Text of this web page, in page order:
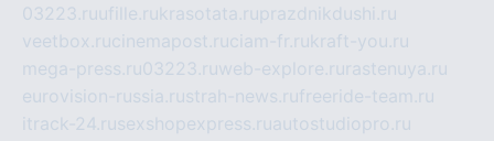
03223.ruufille.rukrasotata.ruprazdnikdushi.ru
veetbox.rucinemapost.ruciam-fr.rukraft-you.ru
mega-press.ru03223.ruweb-explore.ru rastenuya.ru
eurovision-russia.rustrah-news.rufreeride-team.ru
itrack-24.rusexshopexpress.ruautostudiopro.ru